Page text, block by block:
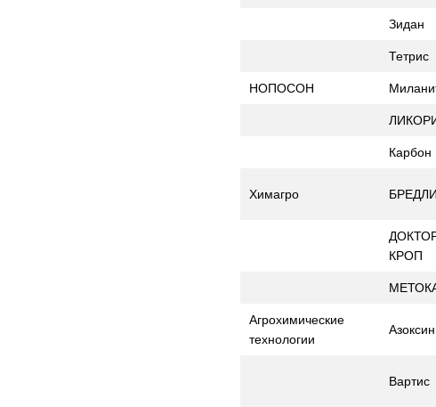
Зидан
Тетрис
НОПОСОН
Карбон
Химагро БРЕДЛИ
КРОП
Агрохимические
технологии
Азоксин
Вартис